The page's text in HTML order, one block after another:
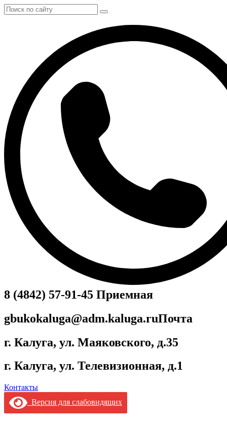
8 (4842) 57-91-45 Приемная
gbukokaluga@adm.kaluga.ruПочта
г. Калуга, ул. Маяковского, д.35
г. Калуга, ул. Телевизионная, д.1
Контакты
Версия для слабовидящих